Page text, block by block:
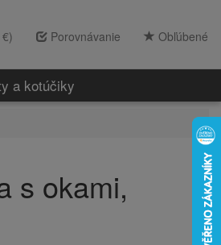
Porovnávanie Obľúbené
a kotúčiky
s okami,